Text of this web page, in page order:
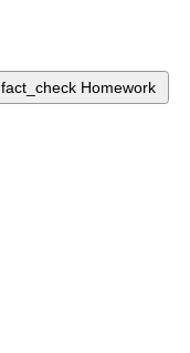
fact_check Homework